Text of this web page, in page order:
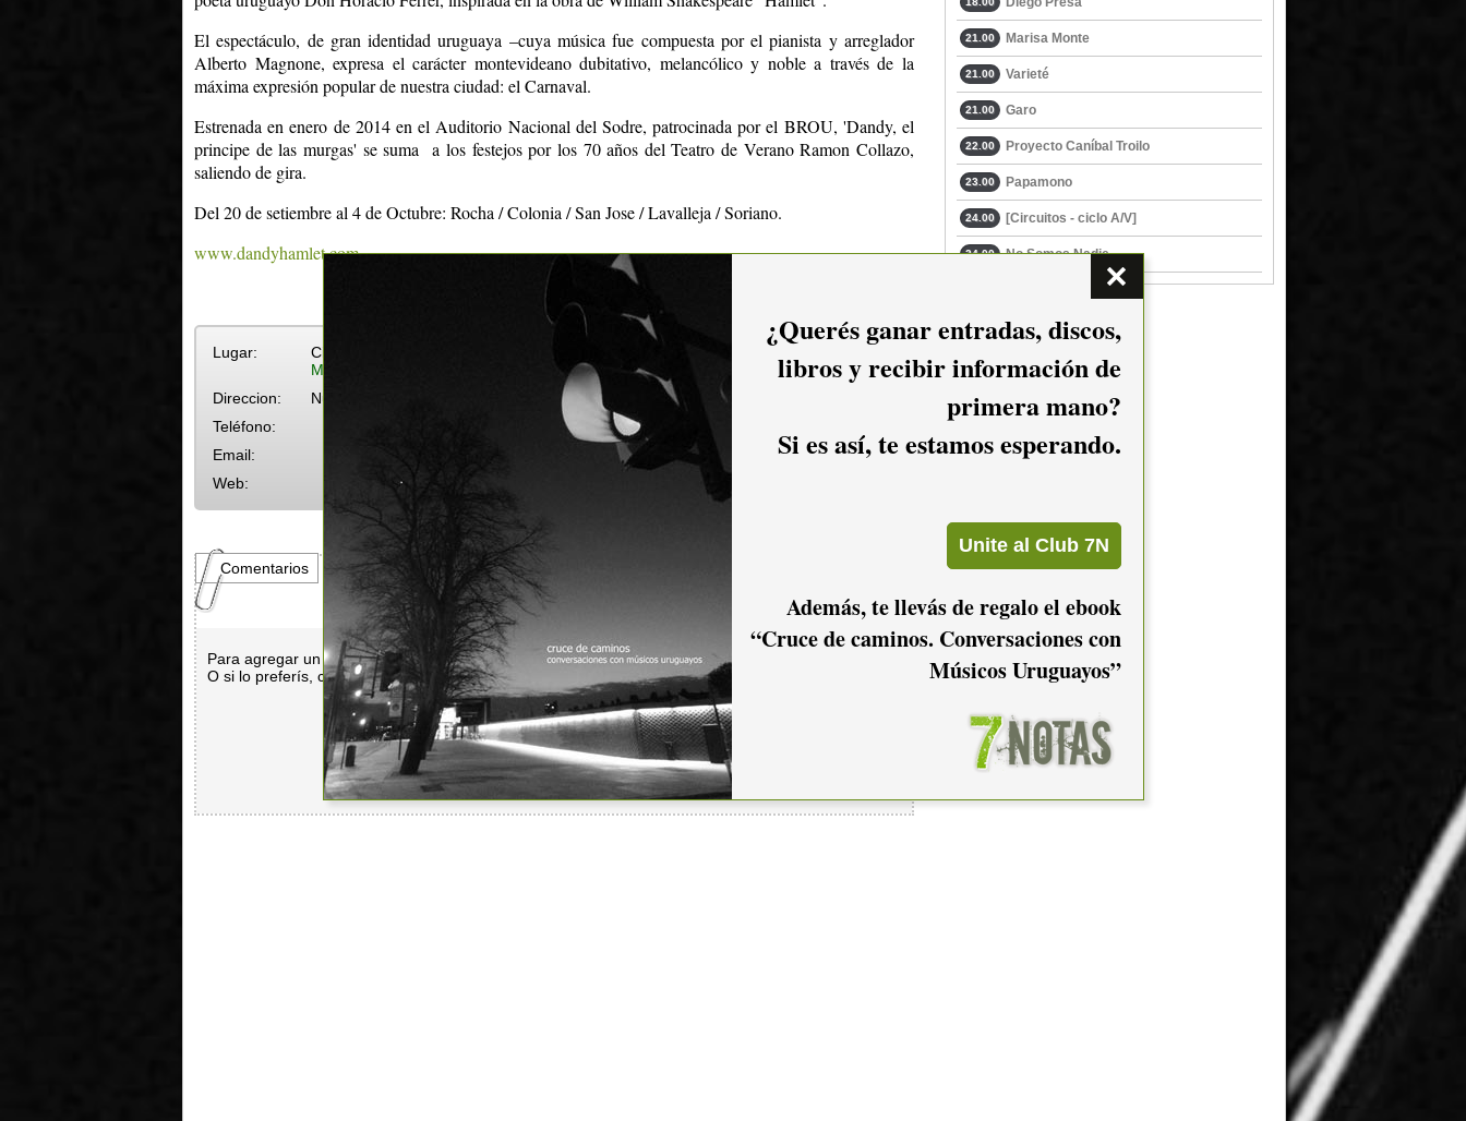
El espectáculo, de gran identidad uruguaya –cuya música fue compuesta por el pianista y arreglador
Alberto Magnone, expresa el carácter montevideano dubitativo, melancólico y noble a través de la
máxima expresión popular de nuestra ciudad: el Carnaval.
Estrenada en enero de 2014 en el Auditorio Nacional del Sodre, patrocinada por el BROU, 'Dandy, el
principe de las murgas' se suma a los festejos por los 70 años del Teatro de Verano Ramon Collazo,
saliendo de gira.
Del 20 de setiembre al 4 de Octubre: Rocha / Colonia / San Jose / Lavalleja / Soriano.
www.dandyhamlet.com
Lugar:
Cine Helvético
Más eventos en Cine Helvético
Direccion:
Nueva Helvecia
Teléfono:
Email:
Web:
Comentarios
Para agregar un comentario es necesario hacer
login.
O si lo preferís, con
Facebook
21.00 Marisa Monte
21.00 Varieté
21.00 Garo
22.00 Proyecto Caníbal Troilo
23.00 Papamono
24.00 [Circuitos - ciclo A/V]
24.00 No Somos Nadie
¿Querés ganar entradas, discos,
libros y recibir información de
primera mano?
Si es así, te estamos esperando.
Además, te llevás de regalo el ebook
“Cruce de caminos. Conversaciones con
Músicos Uruguayos”